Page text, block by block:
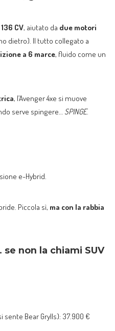
CV, aiutato da due motori
dietro). Il tutto collegato a
a 6 marce, fluido come un
, l’Avenger 4xe si muove
serve spingere… SPINGE.
e-Hybrid.
Piccola sì, ma con la rabbia
non la chiami SUV
sente Bear Grylls): 37.900 €